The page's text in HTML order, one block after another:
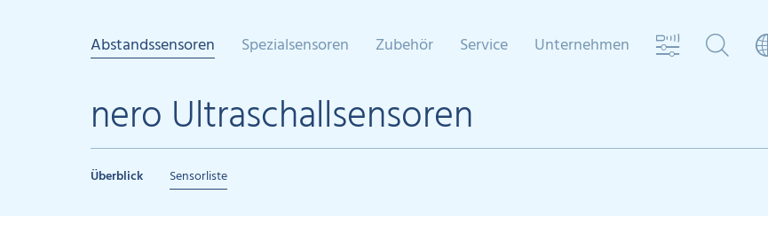
Abstandssensoren Spezialsensoren Zubehör Service Unternehmen
nero Ultraschallsensoren
Überblick Sensorliste